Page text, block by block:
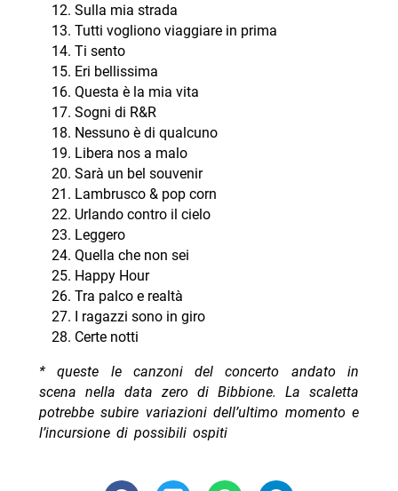
Sulla mia strada
Tutti vogliono viaggiare in prima
Ti sento
Eri bellissima
Questa è la mia vita
Sogni di R&R
Nessuno è di qualcuno
Libera nos a malo
Sarà un bel souvenir
Lambrusco & pop corn
Urlando contro il cielo
Leggero
Quella che non sei
Happy Hour
Tra palco e realtà
I ragazzi sono in giro
Certe notti
* queste le canzoni del concerto andato in
scena nella data zero di Bibbione. La scaletta
potrebbe subire variazioni dell’ultimo momento e
l’incursione di possibili ospiti